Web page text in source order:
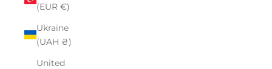
(EUR €)
Ukraine
(UAH ₴)
United